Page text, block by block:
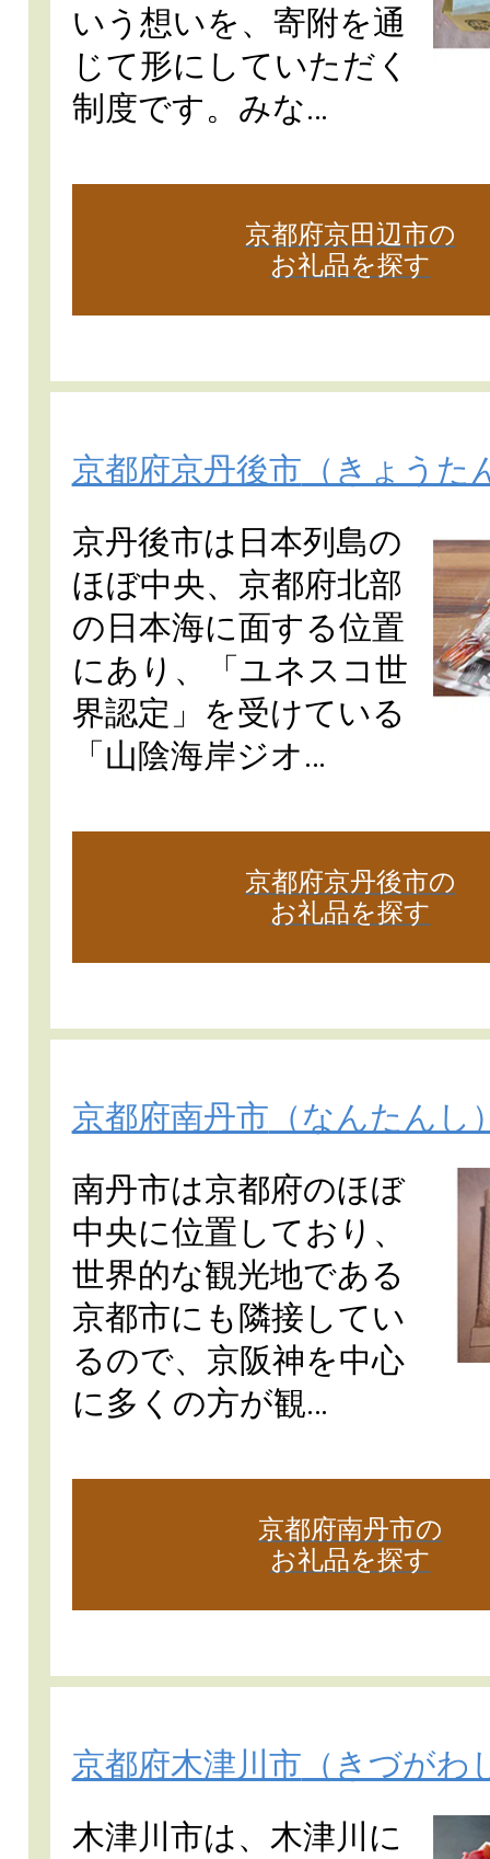
いう想いを、寄附を通
じて形にしていただく
制度です。みな…
京都府京田辺市の
お礼品を探す
京都府京丹後市 （きょうた
京丹後市は日本列島の
ほぼ中央、京都府北部
の日本海に面する位置
にあり、「ユネスコ世
界認定」を受けている
「山陰海岸ジオ…
京都府京丹後市の
お礼品を探す
京都府南丹市 （なんたんし
南丹市は京都府のほぼ
中央に位置しており、
世界的な観光地である
京都市にも隣接してい
るので、京阪神を中心
に多くの方が観…
京都府南丹市の
お礼品を探す
京都府木津川市 （きづがわ
木津川市は、木津川に